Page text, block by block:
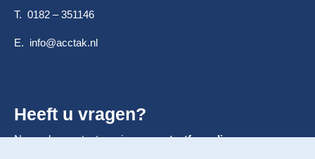
T. 0182 – 351146
E. info@acctak.nl
Heeft u vragen?
Neem dan contact op via onscontactformulier